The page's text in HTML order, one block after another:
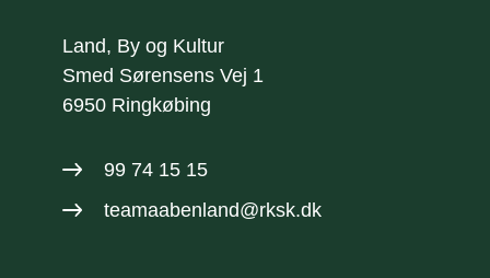
Land, By og Kultur
​Smed Sørensens Vej 1
6950 Ringkøbing
99 74 15 15​
teamaabenland@rksk.dk